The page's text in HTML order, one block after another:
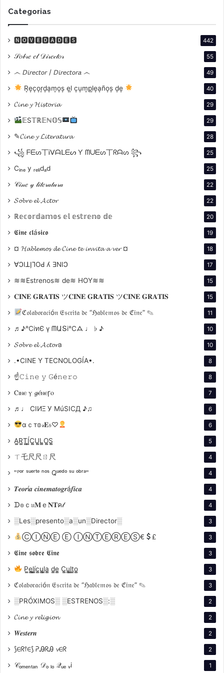
Uno de los aspectos más poderosos de la película es
el retrato de su compromiso político. La obra literaria
particularmente en América Latina. En la década de
1950, una época marcada por el imperialismo y la
opresión política, no solo escribió sobre las realidades
latinoamericanas, sino que participó activamente en
identidad de la región.
La película subraya cómo su experiencia en la
críticamente frente al poder. Las presiones del
gobierno de Juan Domingo Perón y las divisiones
políticas lo llevaron a distanciarse de su país de
origen, aunque nunca dejó de observar con atención
lo que ocurría en su patria.
Elementos de su narrativa en pantalla
Uno de los retos más complejos que enfrentó Bauer
fue trasladar a la pantalla los elementos clave de su
narrativa. La fragmentación temporal, el
desdoblamiento de personajes y el juego entre la
realidad y la fantasía son marcas distintivas del estilo
cortazariano que la película refleja de manera
efectiva. Al explorar estos aspectos, Bauer no solo
rinde homenaje al autor, sino que invita al espectador
a sumergirse en el universo literario que ha cautivado
a generaciones de lectores.
Relaciones personales y tensiones creativas
Categorias
🅽🅾🆅🅴🅳🅰🅳🅴🆂 442
𝒮𝑜𝒷𝓇𝑒 𝑒𝓁 𝒟𝒾𝓇𝑒𝒸𝓉𝑜𝓇 55
෴ 𝘋𝘪𝘳𝘦𝘤𝘵𝘰𝘳 / 𝘋𝘪𝘳𝘦𝘤𝘵𝘰𝘳𝘢 ෴ 49
R͙e͙c͙o͙r͙d͙a͙m͙o͙s͙ e͙l͙ c͙u͙m͙p͙l͙e͙a͙ño͙s͙ d͙e͙ 40
𝓒𝓲𝓷𝓮 𝔂 𝓗𝓲𝓼𝓽𝓸𝓻𝓲𝓪 29
𝔼S𝕋ℝ𝔼ℕ𝕆𝕊 29
✎𝓒𝓲𝓷𝓮 𝔂 𝓛𝓲𝓽𝓮𝓻𝓪𝓽𝓾𝓻𝓪 28
꧁ ᖴᗴᔕ丅Ꭵᐯᗩᒪᗴᔕ Ƴ ᗰᑌᗴᔕ丅ᖇᗩᔕ ꧂ 25
Cᵢₙₑ y ᵣₑₗᵢdₐd 25
𝒞𝒾𝓃𝑒 𝓎 𝓁𝒾𝓉𝑒𝓇𝒶𝓉𝓊𝓇𝒶 22
𝓢𝓸𝓫𝓻𝓮 𝓮𝓵 𝓐𝓬𝓽𝓸𝓻 22
ℝ𝕖𝕔𝕠𝕣𝕕𝕒𝕞𝕠𝕤 𝕖𝕝 𝕖𝕤𝕥𝕣𝕖𝕟𝕠 𝕕𝕖 20
𝕮𝖎𝖓𝖊 𝖈𝖑á𝖘𝖎𝖈𝖔 19
¤ 𝓗𝓪𝓫𝓵𝓮𝓶𝓸𝓼 𝓭𝓮 𝓒𝓲𝓷𝓮 𝓽𝓮 𝓲𝓷𝓿𝓲𝓽𝓪 𝓪 𝓿𝓮𝓻 ¤ 18
∀ϽIꓕI̗⅂OԀ ʎ ƎNIϽ 17
≋≋Estrenos≋ de≋ HOY≋≋ 15
𝐂𝐈𝐍𝐄 𝐆𝐑𝐀𝐓𝐈𝐒 ツ𝐂𝐈𝐍𝐄 𝐆𝐑𝐀𝐓𝐈𝐒 ツ𝐂𝐈𝐍𝐄 𝐆𝐑𝐀𝐓𝐈𝐒 15
ℭ𝔬𝔩𝔞𝔟𝔬𝔯𝔞𝔠𝔦ó𝔫 𝔈𝔰𝔠𝔯𝔦𝔱𝔞 𝔡𝔢 “ℌ𝔞𝔟𝔩𝔢𝔪𝔬𝔰 𝔡𝔢 ℭ𝔦𝔫𝔢” ✎ 11
♬♪℃іทЄ ү ᗰԱՏі℃ᗋ ♩ ♭ ♪ 10
𝓢𝓸𝓫𝓻𝓮 𝓮𝓵 𝓐𝓬𝓽𝓸𝓻a 10
.•CINE Y TECNOLOGÍA•. 8
☝𝙲𝚒𝚗𝚎 𝚢 𝙶é𝚗𝚎𝚛𝚘 8
Ⲥⲓⲛⲉ ⲩ 𝓰ⲉ́ⲛⲉꞅⲟ 7
♬♩ CIИΞ У MúSICД ♪♫ 6
αｃт𝕠𝓇𝐄𝔰♡ 6
A̳R̳T̳Í̳C̳U̳L̳O̳S̳ 5
ㄒ乇尺尺ㄖ尺 4
"ᴾᵒʳ ˢᵘᵉʳᵗᵉ ⁿᵒˢ Qᵘᵉᵈᵒ ˢᵘ ᵒᵇʳᵃ" 4
𝑻𝒆𝒐𝒓í𝒂 𝒄𝒊𝒏𝒆𝒎𝒂𝒕𝒐𝒈𝒓á𝒇𝒊𝒄𝒂 4
ᗪ๏ｃ𝔲𝐌ｅ𝐍𝐓ค𝓁 4
░Les░presento░a░un░Director░ 3
ⒸⒾⓃⒺ Ⓔ ⒾⓃⓉⒺⓇⒺⓈ€ £ 3
𝕮𝖎𝖓𝖊 𝖘𝖔𝖇𝖗𝖊 𝕮𝖎𝖓𝖊 3
P̳e̳l̳í̳c̳u̳l̳a̳ d̳e̳ C̳u̳l̳t̳o̳ 3
ℭ𝔬𝔩𝔞𝔟𝔬𝔯𝔞𝔠𝔦ó𝔫 𝔈𝔰𝔠𝔯𝔦𝔱𝔞 𝔡𝔢 “ℌ𝔞𝔟𝔩𝔢𝔪𝔬𝔰 𝔡𝔢 ℭ𝔦𝔫𝔢” ✎ 3
░PRÓXIMOS░ ░ESTRENOS░:░ 2
𝓒𝓲𝓷𝓮 𝔂 𝓻𝓮𝓵𝓲𝓰𝓲𝓸𝓷 2
𝑾𝒆𝒔𝒕𝒆𝒓𝒏 2
⟆∈ᖇ⫯∈⟆ ᕈᎯᖇᎯ 𝓿∈ᖇ 2
𝒞ₒₘₑₙₜₐₙ 𝒟ₒ ₗₒ 𝒬ᵤₑ ᵥi 1